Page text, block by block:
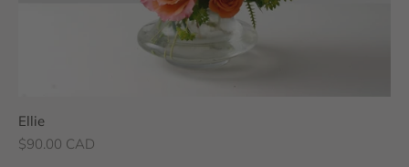
Ellie
Prix de vente
$90.00 CAD